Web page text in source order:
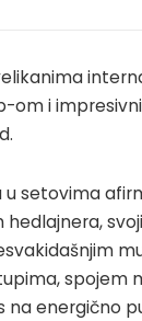
om i
setovima
hedlajnera,
spojem
na energično